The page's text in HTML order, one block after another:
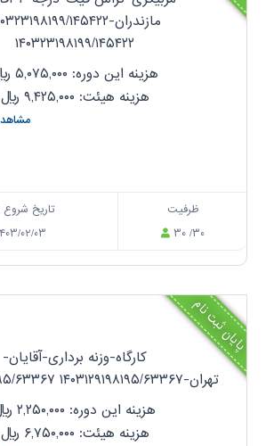
مازندران-۱۴۰۳۲۳۱۹۸۱۹۹/
۱۴۰۳۲۳۱۹۸۱۹۹/۱۴۵۴۲۲
هزینه این دوره: ۵,۰۷۵,۰۰۰
هزینه هیئت: ۹,۴۲۵,۰۰۰
ریال
تاریخ شروع
۱۴۰۳/۰۲/
ظرفیت
۳۰ /۳۰
پایان ثبت نام
کارگاه-وزنه برداری-آقایان-
تهران-۱۴۰۳۱۲۹۱۹۸۱۹۵/۶۳۳۶۷ ۱۴۰۳۱۲۹۱۹۸۱۹۵/۶۳۳۶۷
هزینه این دوره: ۲,۲۵۰,۰۰۰
هزینه هیئت: ۶,۷۵۰,۰۰۰
ریال